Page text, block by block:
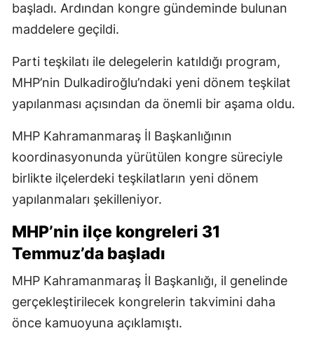
başladı. Ardından kongre gündeminde bulunan
maddelere geçildi.
Parti teşkilatı ile delegelerin katıldığı program,
MHP’nin Dulkadiroğlu’ndaki yeni dönem teşkilat
yapılanması açısından da önemli bir aşama oldu.
MHP Kahramanmaraş İl Başkanlığının
koordinasyonunda yürütülen kongre süreciyle
birlikte ilçelerdeki teşkilatların yeni dönem
yapılanmaları şekilleniyor.
MHP’nin ilçe kongreleri 31
Temmuz’da başladı
MHP Kahramanmaraş İl Başkanlığı, il genelinde
gerçekleştirilecek kongrelerin takvimini daha
önce kamuoyuna açıklamıştı.